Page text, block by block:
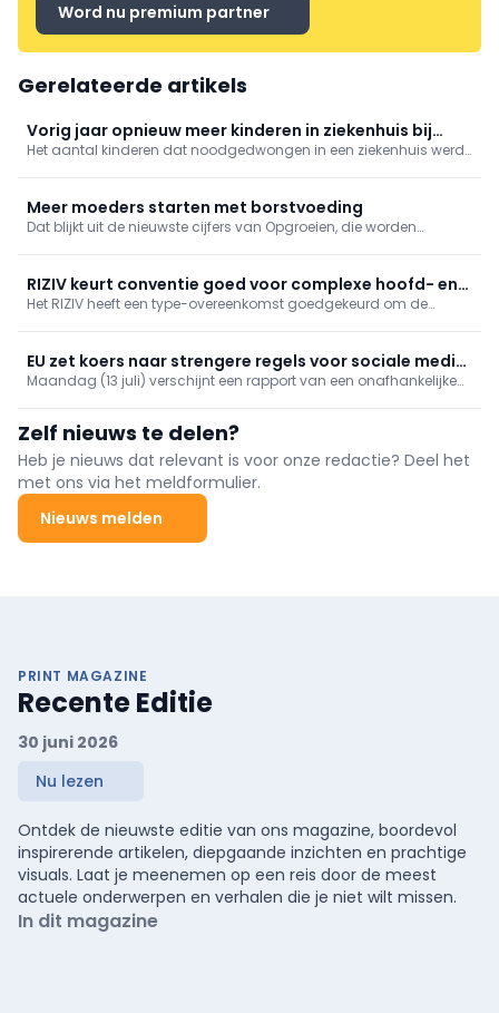
Word nu premium partner
Gerelateerde artikels
Vorig jaar opnieuw meer kinderen in ziekenhuis bij
gebrek aan jeugdhulp
Het aantal kinderen dat noodgedwongen in een ziekenhuis werd
Meer moeders starten met borstvoeding
Dat blijkt uit de nieuwste cijfers van Opgroeien, die worden
RIZIV keurt conventie goed voor complexe hoofd- en
halskankerzorg
Het RIZIV heeft een type-overeenkomst goedgekeurd om de
EU zet koers naar strengere regels voor sociale media
voor jongeren
Maandag (13 juli) verschijnt een rapport van een onafhankelijke
de aanbevelingen gebruiken als onderbouwing voor mogelijke
EU-brede leeftijdsbeperkingen, die mogelijk al in september
worden voorgesteld.
Zelf nieuws te delen?
Heb je nieuws dat relevant is voor onze redactie? Deel het
met ons via het meldformulier.
Nieuws melden
PRINT MAGAZINE
Recente Editie
30 juni 2026
Nu lezen
Ontdek de nieuwste editie van ons magazine, boordevol
inspirerende artikelen, diepgaande inzichten en prachtige
visuals. Laat je meenemen op een reis door de meest
actuele onderwerpen en verhalen die je niet wilt missen.
In dit magazine